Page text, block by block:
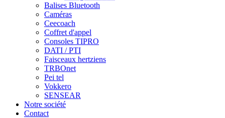
Balises Bluetooth
Caméras
Ceecoach
Coffret d'appel
Consoles TIPRO
DATI / PTI
Faisceaux hertziens
TRBOnet
Pei tel
Vokkero
SENSEAR
Notre société
Contact